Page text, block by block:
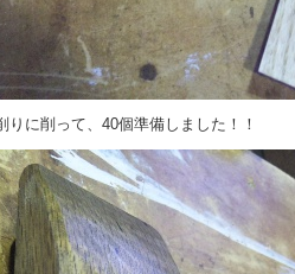
りに削って、40個準備しました！！